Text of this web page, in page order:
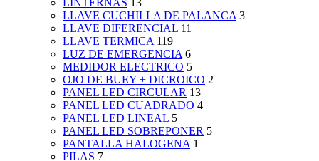
LINTERNAS
13
LLAVE CUCHILLA DE PALANCA 3
LLAVE DIFERENCIAL 11
LLAVE TERMICA 119
LUZ DE EMERGENCIA 6
MEDIDOR ELECTRICO 5
OJO DE BUEY + DICROICO 2
PANEL LED CIRCULAR 13
PANEL LED CUADRADO 4
PANEL LED LINEAL 5
PANEL LED SOBREPONER 5
PANTALLA HALOGENA 1
PILAS 7